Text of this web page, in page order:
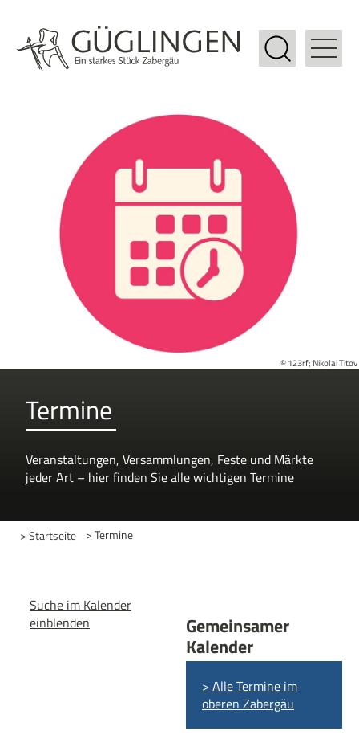
© 123rf; Nikolai Titov
Termine
Veranstaltungen, Versammlungen, Feste und Märkte
jeder Art – hier finden Sie alle wichtigen Termine
> Startseite > Termine
Suche im Kalender
einblenden
Gemeinsamer
Kalender
> Alle Termine im
oberen Zabergäu